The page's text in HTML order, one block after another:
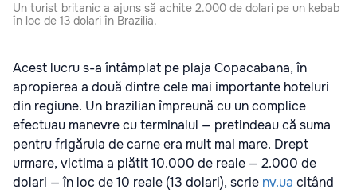
Un turist britanic a ajuns să achite 2.000 de dolari pe un kebab
în loc de 13 dolari în Brazilia.
Acest lucru s-a întâmplat pe plaja Copacabana, în
apropierea a două dintre cele mai importante hoteluri
din regiune. Un brazilian împreună cu un complice
efectuau manevre cu terminalul — pretindeau că suma
pentru frigăruia de carne era mult mai mare. Drept
urmare, victima a plătit 10.000 de reale — 2.000 de
dolari — în loc de 10 reale (13 dolari), scrie nv.ua citând